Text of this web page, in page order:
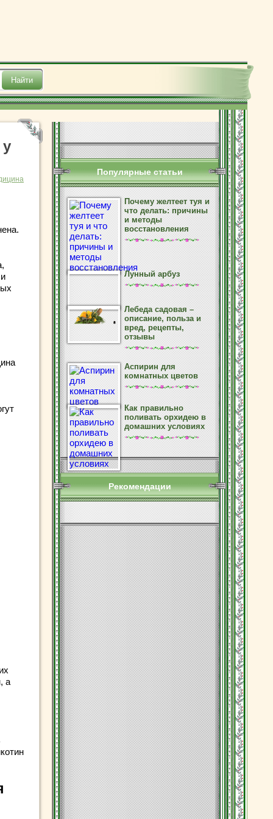
а
Популярные статьи
Почему желтеет туя и
что делать: причины
и методы
восстановления
Лунный арбуз
Лебеда садовая –
описание, польза и
вред, рецепты,
отзывы
Аспирин для
комнатных цветов
Как правильно
поливать орхидею в
домашних условиях
Рекомендации